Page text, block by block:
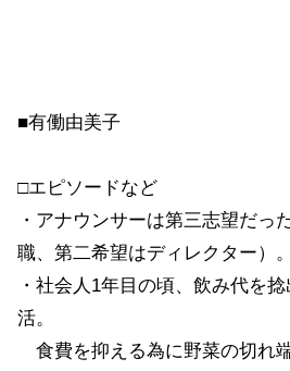
■有働由美子
□エピソードなど
・アナウンサーは第三志望だっ
職、第二希望はディレクター）。
・社会人1年目の頃、飲み代を
活。
食費を抑える為に野菜の切れ